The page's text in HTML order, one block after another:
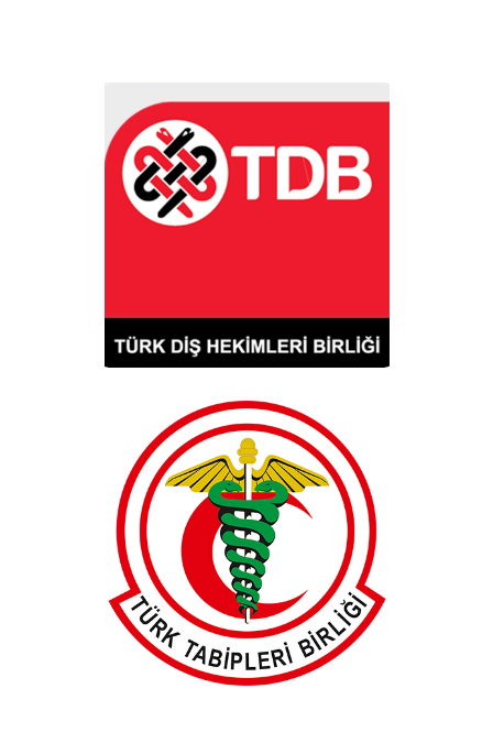
TDB
TTB
Türk Tabipler Birliği, 2018 Üye